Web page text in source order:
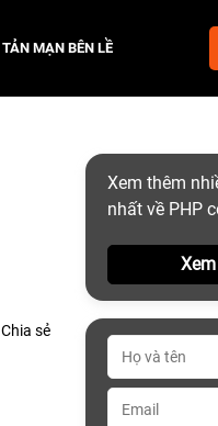
TẢN MẠN BÊN LỀ
Chia sẻ
Xem thêm
nhất về PHP